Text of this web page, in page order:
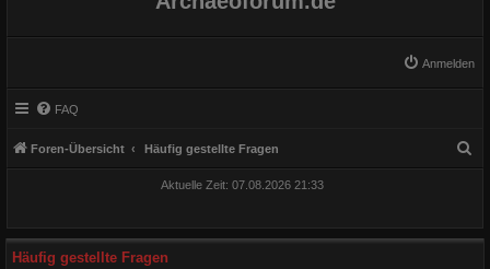
Anmelden
FAQ
Foren-Übersicht Häufig gestellte Fragen
Aktuelle Zeit: 07.08.2026 21:33
Häufig gestellte Fragen